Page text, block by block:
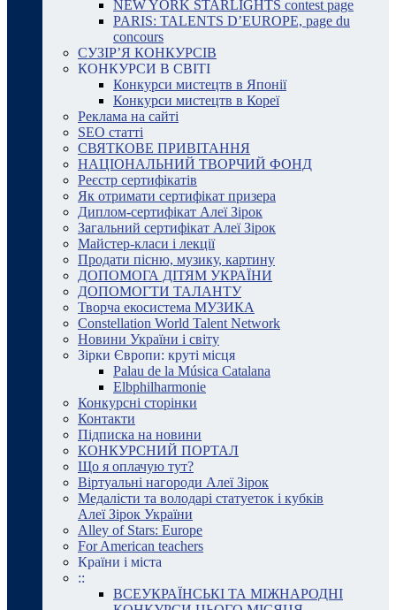
NEW YORK STARLIGHTS contest page
PARIS: TALENTS D’EUROPE, page du
concours
СУЗІР’Я КОНКУРСІВ
КОНКУРСИ В СВІТІ
Конкурси мистецтв в Японії
Конкурси мистецтв в Кореї
Реклама на сайті
SEO статті
СВЯТКОВЕ ПРИВІТАННЯ
НАЦІОНАЛЬНИЙ ТВОРЧИЙ ФОНД
Реєстр сертифікатів
Як отримати сертифікат призера
Диплом-сертифікат Алеї Зірок
Загальний сертифікат Алеї Зірок
Майстер-класи і лекції
Продати пісню, музику, картину
ДОПОМОГА ДІТЯМ УКРАЇНИ
ДОПОМОГТИ ТАЛАНТУ
Творча екосистема МУЗИКА
Constellation World Talent Network
Новини України і світу
Зірки Європи: круті місця
Palau de la Música Catalana
Elbphilharmonie
Конкурсні сторінки
Контакти
Підписка на новини
КОНКУРСНИЙ ПОРТАЛ
Що я оплачую тут?
Віртуальні нагороди Алеї Зірок
Медалісти та володарі статуеток і кубків
Алеї Зірок України
Alley of Stars: Europe
For American teachers
Країни і міста
::
ВСЕУКРАЇНСЬКІ ТА МІЖНАРОДНІ